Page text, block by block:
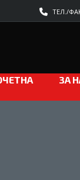
ТЕЛ./
ЗА